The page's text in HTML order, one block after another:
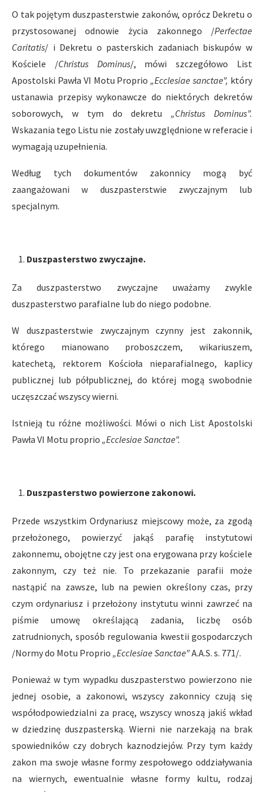
O tak pojętym duszpasterstwie zakonów, oprócz Dekretu o
przystosowanej odnowie życia zakonnego /Perfectae
Caritatis/ i Dekretu o pasterskich zadaniach biskupów w
Kościele /Christus Dominus/, mówi szczegółowo List
Apostolski Pawła VI Motu Proprio„Ecclesiae sanctae”, który
ustanawia przepisy wykonawcze do niektórych dekretów
soborowych, w tym do dekretu„Christus Dominus”.
Wskazania tego Listu nie zostały uwzględnione w referacie i
wymagają uzupełnienia.
Według tych dokumentów zakonnicy mogą być
zaangażowani w duszpasterstwie zwyczajnym lub
specjalnym.
Duszpasterstwo zwyczajne.
Za duszpasterstwo zwyczajne uważamy zwykle
duszpasterstwo parafialne lub do niego podobne.
W duszpasterstwie zwyczajnym czynny jest zakonnik,
którego mianowano proboszczem, wikariuszem,
katechetą, rektorem Kościoła nieparafialnego, kaplicy
publicznej lub półpublicznej, do której mogą swobodnie
uczęszczać wszyscy wierni.
Istnieją tu różne możliwości. Mówi o nich List Apostolski
Pawła VI Motu proprio „Ecclesiae Sanctae”.
Duszpasterstwo powierzone zakonowi.
Przede wszystkim Ordynariusz miejscowy może, za zgodą
przełożonego, powierzyć jakąś parafię instytutowi
zakonnemu, obojętne czy jest ona erygowana przy kościele
zakonnym, czy też nie. To przekazanie parafii może
nastąpić na zawsze, lub na pewien określony czas, przy
czym ordynariusz i przełożony instytutu winni zawrzeć na
piśmie umowę określającą zadania, liczbę osób
zatrudnionych, sposób regulowania kwestii gospodarczych
/Normy do Motu Proprio „Ecclesiae Sanctae”A.A.S. s. 771/.
Ponieważ w tym wypadku duszpasterstwo powierzono nie
jednej osobie, a zakonowi, wszyscy zakonnicy czują się
współodpowiedzialni za pracę, wszyscy wnoszą jakiś wkład
w dziedzinę duszpasterską. Wierni nie narzekają na brak
spowiedników czy dobrych kaznodziejów. Przy tym każdy
zakon ma swoje własne formy zespołowego oddziaływania
na wiernych, ewentualnie własne formy kultu, rodzaj